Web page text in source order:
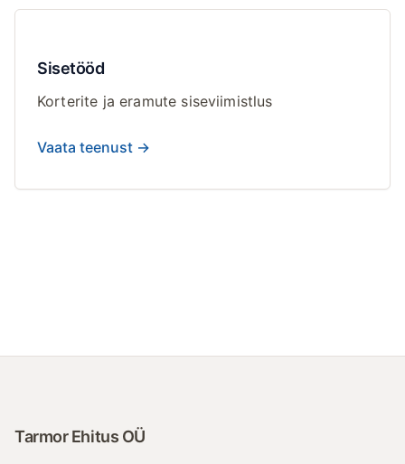
Sisetööd
Korterite ja eramute siseviimistlus
Vaata teenust →
Tarmor Ehitus OÜ